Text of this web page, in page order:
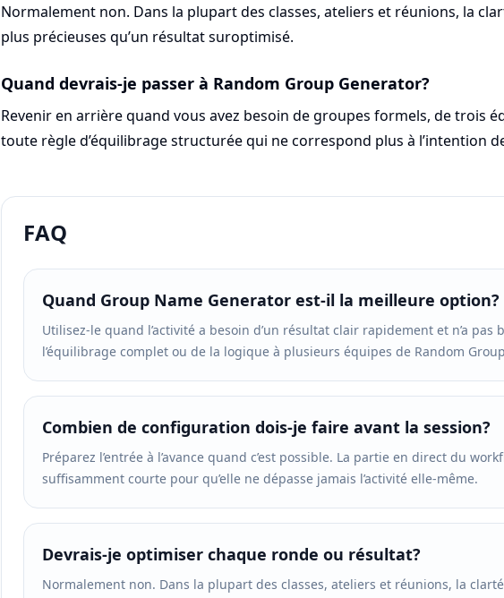
Normalement non. Dans la plupart des classes, ateliers et réunions, la
plus précieuses qu’un résultat suroptimisé.
Quand devrais-je passer à Random Group Generator?
Revenir en arrière quand vous avez besoin de groupes formels, de trois
toute règle d’équilibrage structurée qui ne correspond plus à l’intention
FAQ
Quand Group Name Generator est-il la meilleure option?
Utilisez-le quand l’activité a besoin d’un résultat clair rapidement et n’a pas
l’équilibrage complet ou de la logique à plusieurs équipes de Random
Combien de configuration dois-je faire avant la session?
Préparez l’entrée à l’avance quand c’est possible. La partie en direct du
suffisamment courte pour qu’elle ne dépasse jamais l’activité elle-même.
Devrais-je optimiser chaque ronde ou résultat?
Normalement non. Dans la plupart des classes, ateliers et réunions, la